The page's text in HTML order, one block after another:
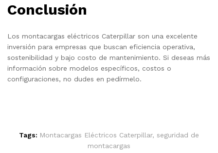
Conclusión
Los montacargas eléctricos Caterpillar son una excelente
inversión para empresas que buscan eficiencia operativa,
sostenibilidad y bajo costo de mantenimiento. Si deseas más
información sobre modelos específicos, costos o
configuraciones, no dudes en pedírmelo.
Tags: Montacargas Eléctricos Caterpillar, seguridad de
montacargas